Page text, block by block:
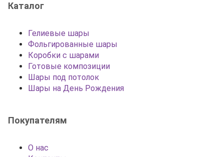
Каталог
Гелиевые шары
Фольгированные шары
Коробки с шарами
Готовые композиции
Шары под потолок
Шары на День Рождения
Покупателям
О нас